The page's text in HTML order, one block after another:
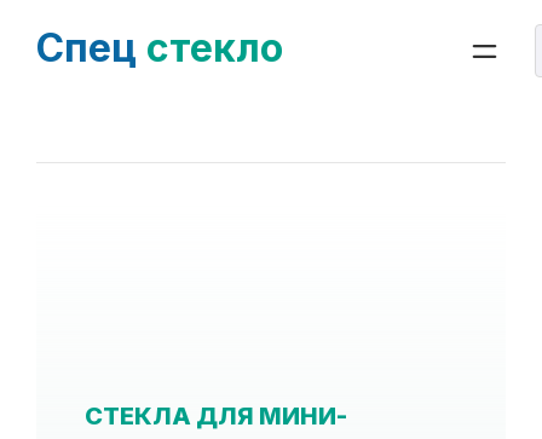
Спец стекло
СТЕКЛА ДЛЯ МИНИ-